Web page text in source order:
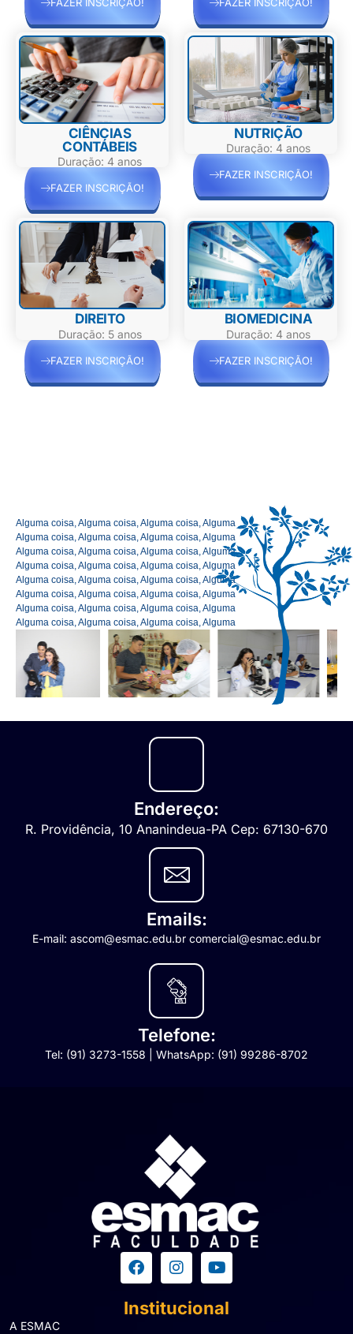
CIÊNCIAS
CONTÁBEIS
Duração: 4 anos
FAZER INSCRIÇÃO!
NUTRIÇÃO
Duração: 4 anos
FAZER INSCRIÇÃO!
DIREITO
Duração: 5 anos
FAZER INSCRIÇÃO!
BIOMEDICINA
Duração: 4 anos
FAZER INSCRIÇÃO!
Alguma coisa, Alguma coisa, Alguma coisa, Alguma
Alguma coisa, Alguma coisa, Alguma coisa, Alguma
Alguma coisa, Alguma coisa, Alguma coisa, Alguma
Alguma coisa, Alguma coisa, Alguma coisa, Alguma
Alguma coisa, Alguma coisa, Alguma coisa, Alguma
Alguma coisa, Alguma coisa, Alguma coisa, Alguma
Alguma coisa, Alguma coisa, Alguma coisa, Alguma
Alguma coisa, Alguma coisa, Alguma coisa, Alguma
Endereço:
R. Providência, 10 Ananindeua-PA Cep: 67130-670
Emails:
E-mail: ascom@esmac.edu.br comercial@esmac.edu.br
Telefone:
Tel: (91) 3273-1558 | WhatsApp: (91) 99286-8702
Institucional
A ESMAC